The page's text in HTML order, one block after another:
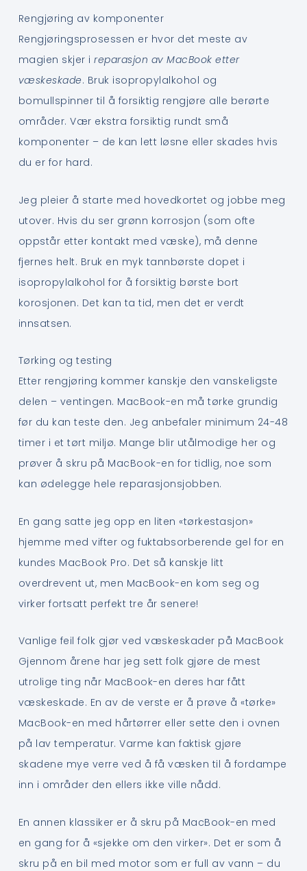
Rengjøring av komponenter
Rengjøringsprosessen er hvor det meste av
magien skjer ireparasjon av MacBook etter
væskeskade. Bruk isopropylalkohol og
bomullspinner til å forsiktig rengjøre alle berørte
områder. Vær ekstra forsiktig rundt små
komponenter – de kan lett løsne eller skades hvis
du er for hard.
Jeg pleier å starte med hovedkortet og jobbe meg
utover. Hvis du ser grønn korrosjon (som ofte
oppstår etter kontakt med væske), må denne
fjernes helt. Bruk en myk tannbørste dopet i
isopropylalkohol for å forsiktig børste bort
korosjonen. Det kan ta tid, men det er verdt
innsatsen.
Tørking og testing
Etter rengjøring kommer kanskje den vanskeligste
delen – ventingen. MacBook-en må tørke grundig
før du kan teste den. Jeg anbefaler minimum 24-48
timer i et tørt miljø. Mange blir utålmodige her og
prøver å skru på MacBook-en for tidlig, noe som
kan ødelegge hele reparasjonsjobben.
En gang satte jeg opp en liten «tørkestasjon»
hjemme med vifter og fuktabsorberende gel for en
kundes MacBook Pro. Det så kanskje litt
overdrevent ut, men MacBook-en kom seg og
virker fortsatt perfekt tre år senere!
Vanlige feil folk gjør ved væskeskader på MacBook
Gjennom årene har jeg sett folk gjøre de mest
utrolige ting når MacBook-en deres har fått
væskeskade. En av de verste er å prøve å «tørke»
MacBook-en med hårtørrer eller sette den i ovnen
på lav temperatur. Varme kan faktisk gjøre
skadene mye verre ved å få væsken til å fordampe
inn i områder den ellers ikke ville nådd.
En annen klassiker er å skru på MacBook-en med
en gang for å «sjekke om den virker». Det er som å
skru på en bil med motor som er full av vann – du